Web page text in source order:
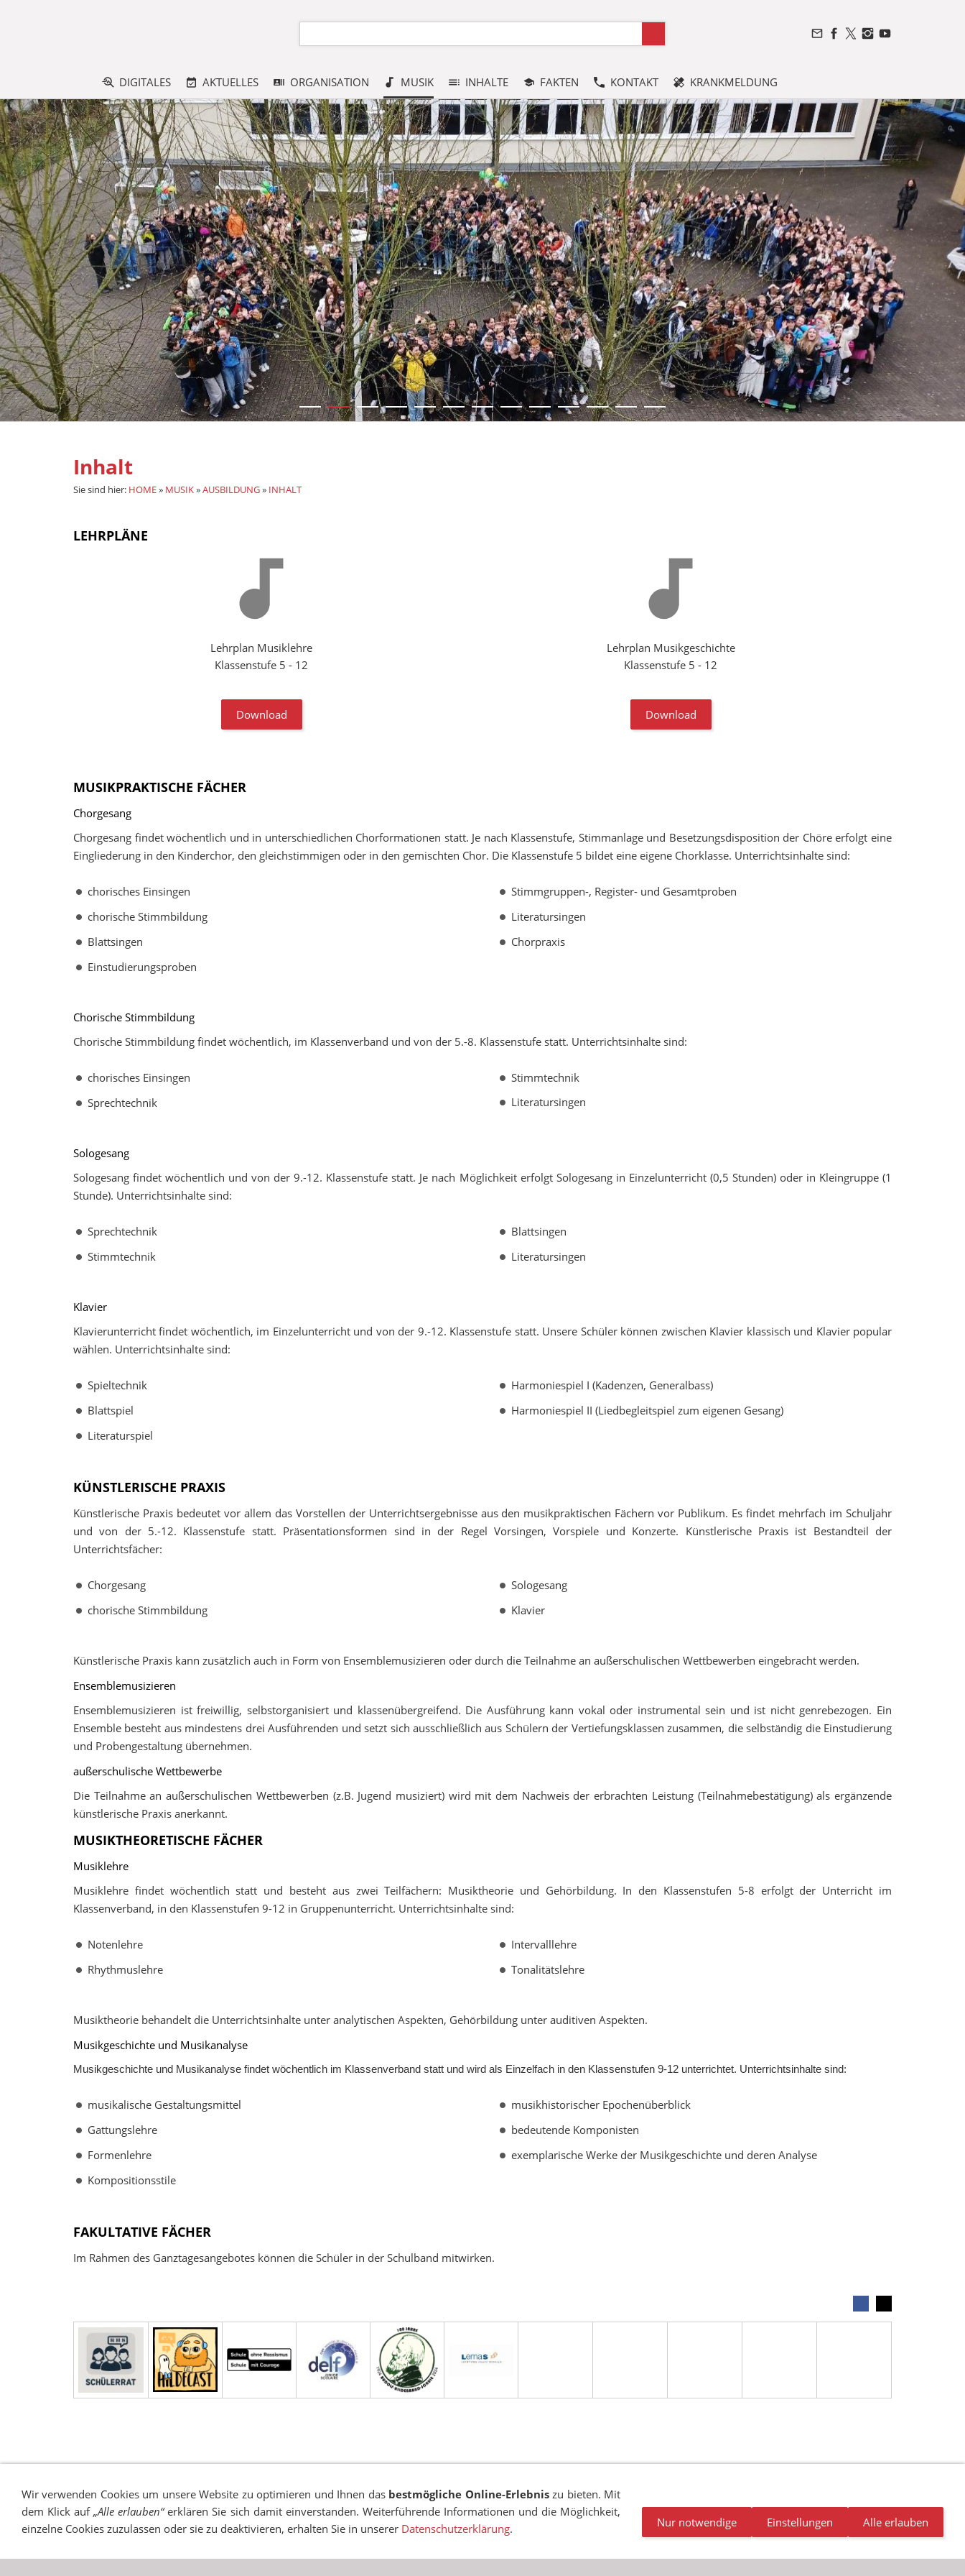
DIGITALES AKTUELLES ORGANISATION MUSIK INHALTE FAKTEN KONTAKT KRANKMELDUNG
Inhalt
Sie sind hier: HOME» MUSIK»AUSBILDUNG» INHALT
LEHRPLÄNE
Lehrplan Musiklehre
Klassenstufe 5 - 12
Download
Lehrplan Musikgeschichte
Klassenstufe 5 - 12
Download
MUSIKPRAKTISCHE FÄCHER
Chorgesang
Chorgesang findet wöchentlich und in unterschiedlichen Chorformationen statt. Je nach Klassenstufe, Stimmanlage und Besetzungsdisposition der Chöre erfolgt eine
Eingliederung in den Kinderchor, den gleichstimmigen oder in den gemischten Chor. Die Klassenstufe 5 bildet eine eigene Chorklasse. Unterrichtsinhalte sind:
chorisches Einsingen
chorische Stimmbildung
Blattsingen
Einstudierungsproben
Stimmgruppen-, Register- und Gesamtproben
Literatursingen
Chorpraxis
Chorische Stimmbildung
Chorische Stimmbildung findet wöchentlich, im Klassenverband und von der 5.-8. Klassenstufe statt. Unterrichtsinhalte sind:
chorisches Einsingen
Sprechtechnik
Stimmtechnik
Literatursingen
Sologesang
Sologesang findet wöchentlich und von der 9.-12. Klassenstufe statt. Je nach Möglichkeit erfolgt Sologesang in Einzelunterricht (0,5 Stunden) oder in Kleingruppe (1
Stunde). Unterrichtsinhalte sind:
Sprechtechnik
Stimmtechnik
Blattsingen
Literatursingen
Klavier
Klavierunterricht findet wöchentlich, im Einzelunterricht und von der 9.-12. Klassenstufe statt. Unsere Schüler können zwischen Klavier klassisch und Klavier popular
wählen. Unterrichtsinhalte sind:
Spieltechnik
Blattspiel
Literaturspiel
Harmoniespiel I (Kadenzen, Generalbass)
Harmoniespiel II (Liedbegleitspiel zum eigenen Gesang)
KÜNSTLERISCHE PRAXIS
Künstlerische Praxis bedeutet vor allem das Vorstellen der Unterrichtsergebnisse aus den musikpraktischen Fächern vor Publikum. Es findet mehrfach im Schuljahr
und von der 5.-12. Klassenstufe statt. Präsentationsformen sind in der Regel Vorsingen, Vorspiele und Konzerte. Künstlerische Praxis ist Bestandteil der
Unterrichtsfächer:
Chorgesang
chorische Stimmbildung
Sologesang
Klavier
Künstlerische Praxis kann zusätzlich auch in Form von Ensemblemusizieren oder durch die Teilnahme an außerschulischen Wettbewerben eingebracht werden.
Ensemblemusizieren
Ensemblemusizieren ist freiwillig, selbstorganisiert und klassenübergreifend. Die Ausführung kann vokal oder instrumental sein und ist nicht genrebezogen. Ein
Ensemble besteht aus mindestens drei Ausführenden und setzt sich ausschließlich aus Schülern der Vertiefungsklassen zusammen, die selbständig die Einstudierung
und Probengestaltung übernehmen.
außerschulische Wettbewerbe
Die Teilnahme an außerschulischen Wettbewerben (z.B. Jugend musiziert) wird mit dem Nachweis der erbrachten Leistung (Teilnahmebestätigung) als ergänzende
künstlerische Praxis anerkannt.
MUSIKTHEORETISCHE FÄCHER
Musiklehre
Musiklehre findet wöchentlich statt und besteht aus zwei Teilfächern: Musiktheorie und Gehörbildung. In den Klassenstufen 5-8 erfolgt der Unterricht im
Klassenverband, in den Klassenstufen 9-12 in Gruppenunterricht. Unterrichtsinhalte sind:
Notenlehre
Rhythmuslehre
Intervalllehre
Tonalitätslehre
Musiktheorie behandelt die Unterrichtsinhalte unter analytischen Aspekten, Gehörbildung unter auditiven Aspekten.
Musikgeschichte und Musikanalyse
Musikgeschichte und Musikanalyse findet wöchentlich im Klassenverband statt und wird als Einzelfach in den Klassenstufen 9-12 unterrichtet. Unterrichtsinhalte sind:
musikalische Gestaltungsmittel
Gattungslehre
Formenlehre
Kompositionsstile
musikhistorischer Epochenüberblick
bedeutende Komponisten
exemplarische Werke der Musikgeschichte und deren Analyse
FAKULTATIVE FÄCHER
Im Rahmen des Ganztagesangebotes können die Schüler in der Schulband mitwirken.
© RUDOLF-HILDEBRAND-SCHULE MARKKLEEBERG 2001 - 2026
Wir verwenden Cookies um unsere Website zu optimieren und Ihnen das bestmögliche Online-Erlebniszu bieten. Mit
dem Klick auf„Alle erlauben“erklären Sie sich damit einverstanden. Weiterführende Informationen und die Möglichkeit,
einzelne Cookies zuzulassen oder sie zu deaktivieren, erhalten Sie in unserer Datenschutzerklärung. Nur notwendige Einstellungen Alle erlauben